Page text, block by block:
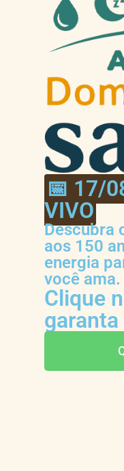
📅 17/
VIVO
Descubra
aos 150
energia
você ama.
Clique
garanta